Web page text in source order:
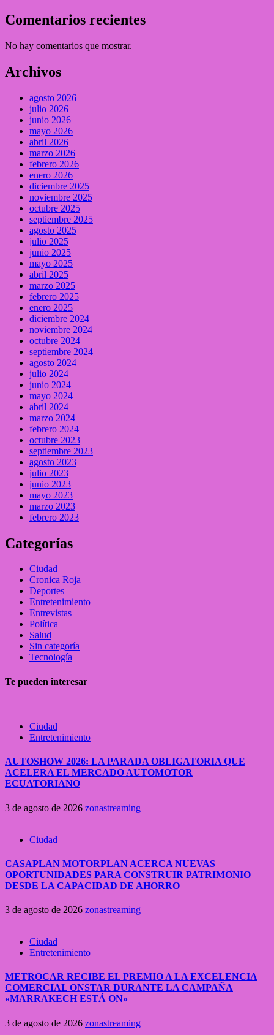
Comentarios recientes
No hay comentarios que mostrar.
Archivos
agosto 2026
julio 2026
junio 2026
mayo 2026
abril 2026
marzo 2026
febrero 2026
enero 2026
diciembre 2025
noviembre 2025
octubre 2025
septiembre 2025
agosto 2025
julio 2025
junio 2025
mayo 2025
abril 2025
marzo 2025
febrero 2025
enero 2025
diciembre 2024
noviembre 2024
octubre 2024
septiembre 2024
agosto 2024
julio 2024
junio 2024
mayo 2024
abril 2024
marzo 2024
febrero 2024
octubre 2023
septiembre 2023
agosto 2023
julio 2023
junio 2023
mayo 2023
marzo 2023
febrero 2023
Categorías
Ciudad
Cronica Roja
Deportes
Entretenimiento
Entrevistas
Política
Salud
Sin categoría
Tecnología
Te pueden interesar
Ciudad
Entretenimiento
AUTOSHOW 2026: LA PARADA OBLIGATORIA QUE
ACELERA EL MERCADO AUTOMOTOR
ECUATORIANO
3 de agosto de 2026 zonastreaming
Ciudad
CASAPLAN MOTORPLAN ACERCA NUEVAS
OPORTUNIDADES PARA CONSTRUIR PATRIMONIO
DESDE LA CAPACIDAD DE AHORRO
3 de agosto de 2026 zonastreaming
Ciudad
Entretenimiento
METROCAR RECIBE EL PREMIO A LA EXCELENCIA
COMERCIAL ONSTAR DURANTE LA CAMPAÑA
«MARRAKECH ESTÁ ON»
3 de agosto de 2026 zonastreaming